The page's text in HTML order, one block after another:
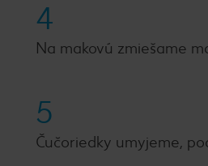
4
Na makovú zmiešame
5
Čučoriedky umyjeme,